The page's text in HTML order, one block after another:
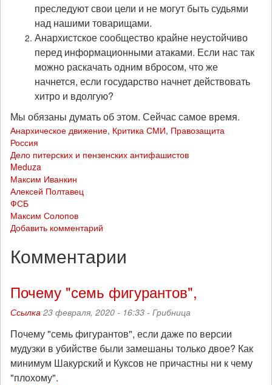
преследуют свои цели и не могут быть судьями
над нашими товарищами.
Анархистское сообщество крайне неустойчиво
перед информационными атаками. Если нас так
можно раскачать одним вбросом, что же
начнется, если государство начнет действовать
хитро и вдолгую?
Мы обязаны думать об этом. Сейчас самое время.
Анархическое движение, Критика СМИ, Правозащита
Россия
Дело питерских и пензенских антифашистов
Meduza
Максим Иванкин
Алексей Полтавец
ФСБ
Максим Солопов
Добавить комментарий
Комментарии
Почему "семь фигурантов",
Ссылка 23 февраля, 2020 - 16:33 - Грибница
Почему "семь фигурантов", если даже по версии
мудузки в убийстве были замешаны только двое? Как
минимум Шакурский и Куксов не причастны ни к чему
"плохому".